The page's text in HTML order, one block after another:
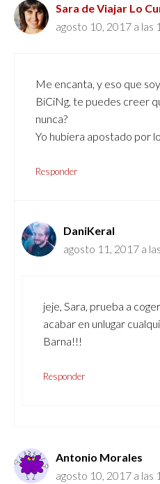
Sara de Viajar Lo
agosto 10, 2017 a las
Me encanta, y eso que
BiCiNg, te puedes creer
nunca?
Yo hubiera apostado por
Responder
DaniKeral
agosto 11, 2017 a
jeje, Sara, prueba a
acabar en unlugar
Barna!!!
Responder
Antonio Morales
agosto 10, 2017 a las